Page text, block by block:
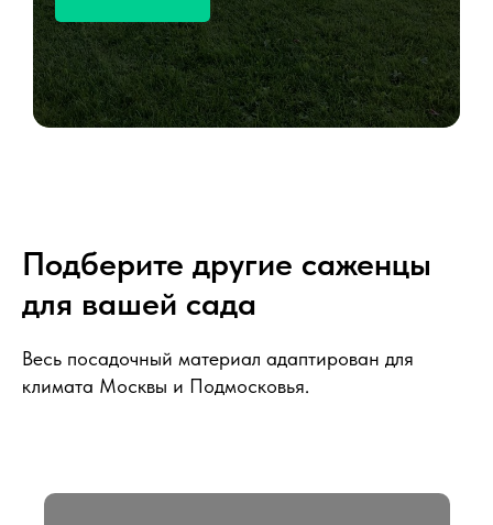
Подберите другие саженцы
для вашей сада
Весь посадочный материал адаптирован для
климата Москвы и Подмосковья.